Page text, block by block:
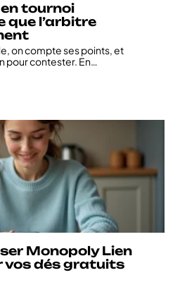
tournoi
que l’arbitre
on compte ses points, et
pour contester. En…
Monopoly Lien
vos dés gratuits